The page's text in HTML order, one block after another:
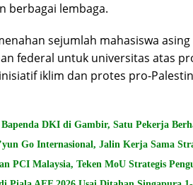
berbagai lembaga.
sejumlah mahasiswa
federal untuk universitas atas
iklim dan protes pro-
DKI di Gambir, Satu Pekerja
Go Internasional, Jalin Kerja Sama
PCI Malaysia, Teken MoU Strategis